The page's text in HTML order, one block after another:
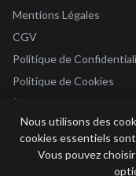
Mentions Légales
CGV
Politique de
Politique de Cookies
À Propos
Blog
Nous utilisons des
cookies essentiels
Vous pouvez